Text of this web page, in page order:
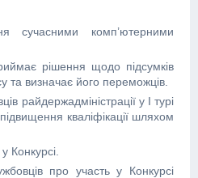
сучасними комп’ютерними
рішення щодо підсумків
та визначає його переможців.
райдержадміністрації у І турі
кваліфікації шляхом
Конкурсі.
про участь у Конкурсі